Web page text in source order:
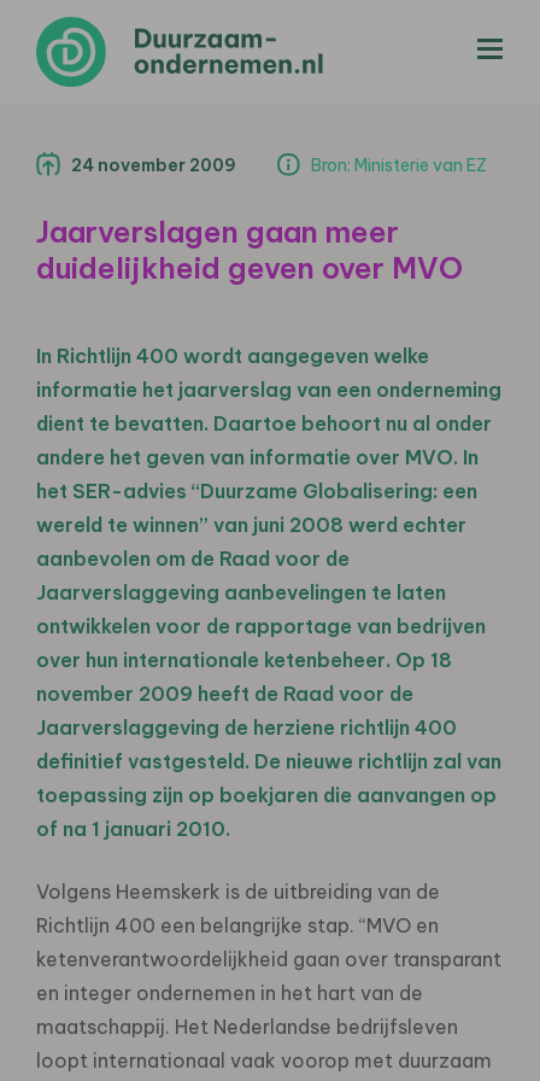
24 november 2009 Bron: Ministerie van EZ
Jaarverslagen gaan meer
duidelijkheid geven over MVO
In Richtlijn 400 wordt aangegeven welke
informatie het jaarverslag van een onderneming
dient te bevatten. Daartoe behoort nu al onder
andere het geven van informatie over MVO. In
het SER-advies “Duurzame Globalisering: een
wereld te winnen” van juni 2008 werd echter
aanbevolen om de Raad voor de
Jaarverslaggeving aanbevelingen te laten
ontwikkelen voor de rapportage van bedrijven
over hun internationale ketenbeheer. Op 18
november 2009 heeft de Raad voor de
Jaarverslaggeving de herziene richtlijn 400
definitief vastgesteld. De nieuwe richtlijn zal van
toepassing zijn op boekjaren die aanvangen op
of na 1 januari 2010.
Volgens Heemskerk is de uitbreiding van de
Richtlijn 400 een belangrijke stap. “MVO en
ketenverantwoordelijkheid gaan over transparant
en integer ondernemen in het hart van de
maatschappij. Het Nederlandse bedrijfsleven
loopt internationaal vaak voorop met duurzaam